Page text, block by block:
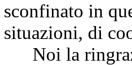
sconfinato in
situazioni, di
Noi la